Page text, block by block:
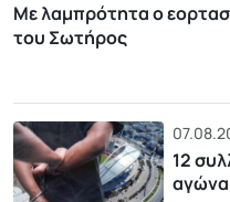
Με λαμπρότητα ο
του Σωτήρος
12